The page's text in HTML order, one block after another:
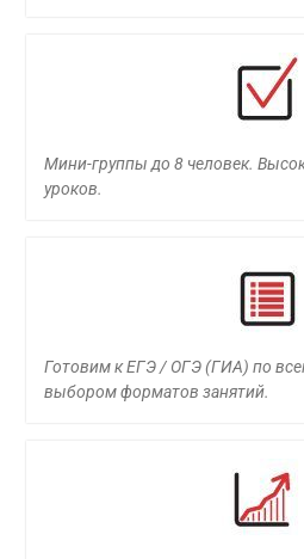
Мини-группы до 8 человек.
уроков.
Готовим к ЕГЭ / ОГЭ (ГИА) по
выбором форматов занятий.